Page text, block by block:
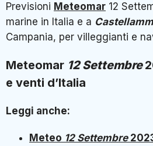
Previsioni Meteomar 12
marine in Italia e a
Campania, per villeggianti e
Meteomar 12 Settembre
e venti d’Italia
Leggi anche:
Meteo 12Settembre